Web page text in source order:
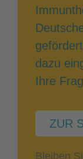
dazu
Ihre
ZUR
Bleiben